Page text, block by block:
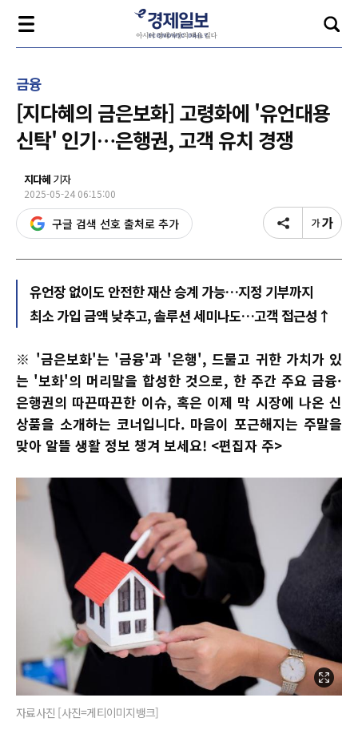
금융
[지다혜의 금은보화] 고령화에 '유언대용
신탁' 인기…은행권, 고객 유치 경쟁
지다혜 기자
2025-05-24 06:15:00
구글 검색 선호 출처로 추가
유언장 없이도 안전한 재산 승계 가능…지정 기부까지
최소 가입 금액 낮추고, 솔루션 세미나도…고객 접근성↑
※ '금은보화'는 '금융'과 '은행', 드물고 귀한 가치가 있
는 '보화'의 머리말을 합성한 것으로, 한 주간 주요 금융·
은행권의 따끈따끈한 이슈, 혹은 이제 막 시장에 나온 신
상품을 소개하는 코너입니다. 마음이 포근해지는 주말을
맞아 알뜰 생활 정보 챙겨 보세요! <편집자 주>
자료사진 [사진=게티이미지뱅크]